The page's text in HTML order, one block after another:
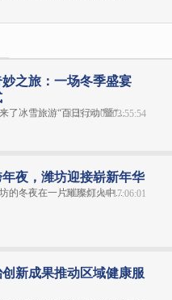
之旅：一场冬季盛宴
了冰雪旅游“百日行动”暨“...
2025-01-09 03:55:54
夜，潍坊迎接崭新年华
的冬夜在一片璀璨灯火中...
2025-01-04 17:06:01
新成果推动区域健康服